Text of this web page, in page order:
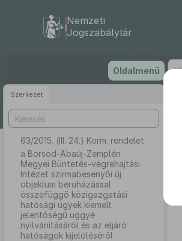
tartalomra
Nemzeti
Jogszabálytár
Oldalmenü
Szerkezet
63/2015. (III. 24.) Korm. rendelet
a Borsod-Abaúj-Zemplén
Megyei Büntetés-végrehajtási
Intézet szirmabesenyői új
objektum beruházással
összefüggő közigazgatási
hatósági ügyek kiemelt
jelentőségű üggyé
nyilvánításáról és az eljáró
hatóságok kijelöléséről